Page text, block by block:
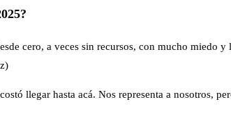
cero, a veces sin recursos, con mucho miedo
llegar hasta acá. Nos representa a nosotros,